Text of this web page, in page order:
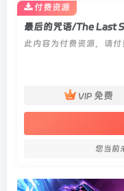
此内容为付费资源，请付
VIP 免费
您当前
付费资源